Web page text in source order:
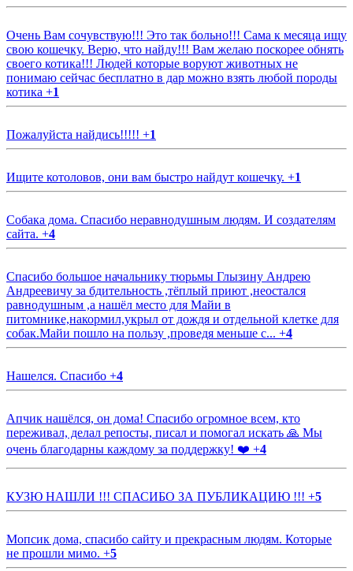
Очень Вам сочувствую!!! Это так больно!!! Сама к месяца ищу
свою кошечку. Верю, что найду!!! Вам желаю поскорее обнять
своего котика!!! Людей которые воруют животных не
понимаю сейчас бесплатно в дар можно взять любой породы
котика +1
Пожалуйста найдись!!!!! +1
Ищите котоловов, они вам быстро найдут кошечку. +1
Собака дома. Спасибо неравнодушным людям. И создателям
сайта. +4
Спасибо большое начальнику тюрьмы Глызину Андрею
Андреевичу за бдительность ,тёплый приют ,неостался
равнодушным ,а нашёл место для Майи в
питомнике,накормил,укрыл от дождя и отдельной клетке для
собак.Майи пошло на пользу ,проведя меньше с... +4
Нашелся. Спасибо +4
Апчик нашёлся, он дома! Спасибо огромное всем, кто
переживал, делал репосты, писал и помогал искать 🙏 Мы
очень благодарны каждому за поддержку! ❤️ +4
КУЗЮ НАШЛИ !!! СПАСИБО ЗА ПУБЛИКАЦИЮ !!! +5
Мопсик дома, спасибо сайту и прекрасным людям. Которые
не прошли мимо. +5